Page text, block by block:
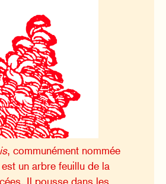
, communément nommée
un arbre feuillu de la
Il pousse dans les